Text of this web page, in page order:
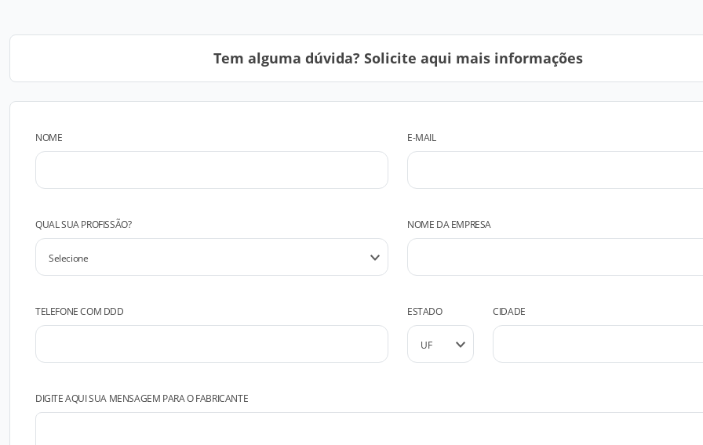
Tem alguma dúvida? Solicite aqui mais informações
NOME E-MAIL
QUAL SUA PROFISSÃO? NOME DA EMPRESA
TELEFONE COM DDD ESTADO CIDADE
DIGITE AQUI SUA MENSAGEM PARA O FABRICANTE